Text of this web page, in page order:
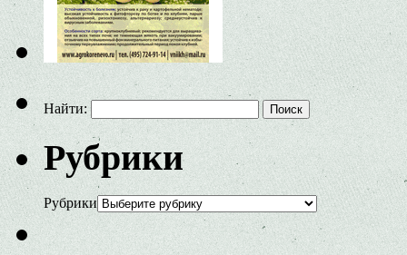
Найти:
Рубрики
Рубрики